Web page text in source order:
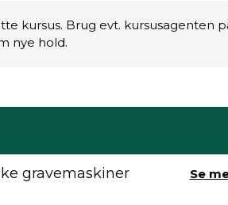
kursus. Brug evt. kursusagenten
nye hold.
gravemaskiner Se